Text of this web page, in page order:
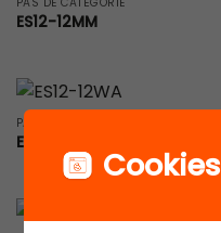
ES12-12MM
PAS DE CATÉGORIE
ES12-12WA
Cookies